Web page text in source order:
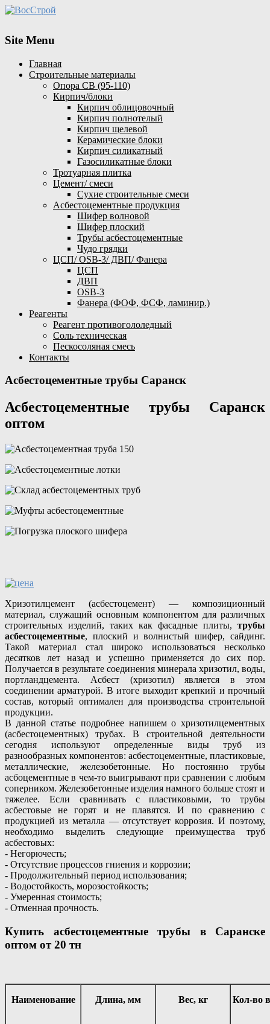
Site Menu
Главная
Строительные материалы
Опора СВ (95-110)
Кирпич/блоки
Кирпич облицовочный
Кирпич полнотелый
Кирпич щелевой
Керамические блоки
Кирпич силикатный
Газосиликатные блоки
Тротуарная плитка
Цемент/ смеси
Сухие строительные смеси
Асбестоцементные продукция
Шифер волновой
Шифер плоский
Трубы асбестоцементные
Чудо грядки
ЦСП/ OSB-3/ ДВП/ Фанера
ЦСП
ДВП
OSB-3
Фанера (ФОФ, ФСФ, ламинир.)
Реагенты
Реагент противогололедный
Соль техническая
Пескосоляная смесь
Контакты
Асбестоцементные трубы Саранск
Асбестоцементные трубы Саранск
оптом
Хризотилцемент (асбестоцемент) — композиционный
материал, служащий основным компонентом для различных
строительных изделий, таких как фасадные плиты, трубы
асбестоцементные, плоский и волнистый шифер, сайдинг.
Такой материал стал широко использоваться несколько
десятков лет назад и успешно применяется до сих пор.
Получается в результате соединения минерала хризотил, воды,
портландцемента. Асбест (хризотил) является в этом
соединении арматурой. В итоге выходит крепкий и прочный
состав, который оптимален для производства строительной
продукции.
В данной статье подробнее напишем о хризотилцементных
(асбестоцементных) трубах. В строительной деятельности
сегодня используют определенные виды труб из
разнообразных компонентов: асбестоцементные, пластиковые,
металлические, железобетонные. Но постоянно трубы
асбоцементные в чем-то выигрывают при сравнении с любым
соперником. Железобетонные изделия намного больше стоят и
тяжелее. Если сравнивать с пластиковыми, то трубы
асбестовые не горят и не плавятся. И по сравнению с
продукцией из металла — отсутствует коррозия. И поэтому,
необходимо выделить следующие преимущества труб
асбестовых:
- Негорючесть;
- Отсутствие процессов гниения и коррозии;
- Продолжительный период использования;
- Водостойкость, морозостойкость;
- Умеренная стоимость;
- Отменная прочность.
Купить асбестоцементные трубы в Саранске
оптом от 20 тн
Наименование Длина, мм Вес, кг Кол-во